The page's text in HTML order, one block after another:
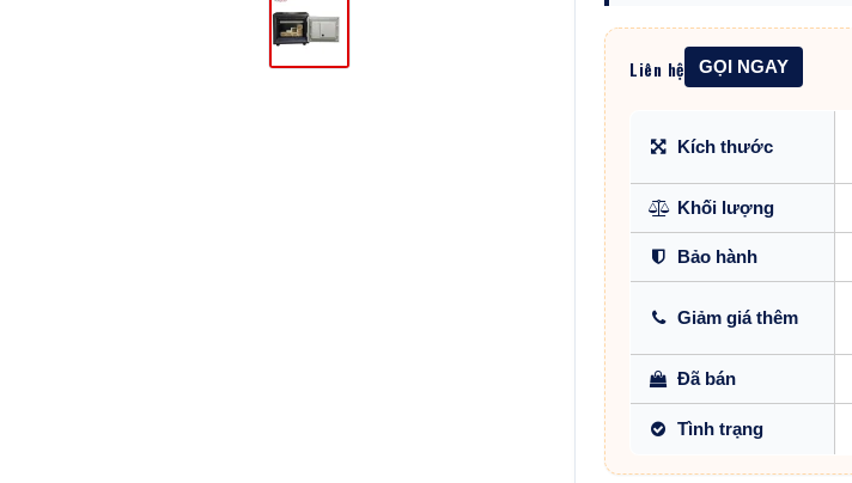
Liên hệ GỌI NGAY
Kích thước
Khối lượng
Bảo hành
Giảm giá thêm
Đã bán
Tình trạng